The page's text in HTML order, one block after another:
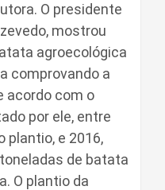
O presidente
mostrou
agroecológica
comprovando a
acordo com o
por ele, entre
plantio, e 2016,
de batata
O plantio da